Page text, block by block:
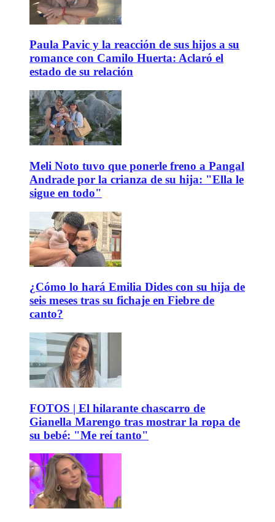
Paula Pavic y la reacción de sus hijos a su
romance con Camilo Huerta: Aclaró el
estado de su relación
Meli Noto tuvo que ponerle freno a Pangal
Andrade por la crianza de su hija: "Ella le
sigue en todo"
¿Cómo lo hará Emilia Dides con su hija de
seis meses tras su fichaje en Fiebre de
canto?
FOTOS | El hilarante chascarro de
Gianella Marengo tras mostrar la ropa de
su bebé: "Me reí tanto"